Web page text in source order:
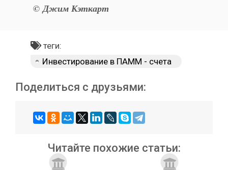
© Джим Кэткарт
теги:
Инвестирование в ПАММ - счета
Поделиться с друзьями:
Читайте похожие статьи: